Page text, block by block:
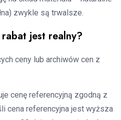
zwykle są trwalsze.
jest realny?
ceny lub archiwów cen z
cenę referencyjną zgodną z
cena referencyjna jest wyższa